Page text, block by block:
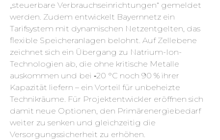
„steuerbare Verbrauchseinrichtungen“ gemeldet
werden. Zudem entwickelt Bayernnetz ein
Tarifsystem mit dynamischen Netzentgelten, das
flexible Speicheranlagen belohnt. Auf Zellebene
zeichnet sich ein Übergang zu Natrium-Ion-
Technologien ab, die ohne kritische Metalle
auskommen und bei ‑20 °C noch 90 % ihrer
Kapazität liefern – ein Vorteil für unbeheizte
Technikräume. Für Projektentwickler eröffnen sich
damit neue Optionen, den Primärenergiebedarf
weiter zu senken und gleichzeitig die
Versorgungssicherheit zu erhöhen.